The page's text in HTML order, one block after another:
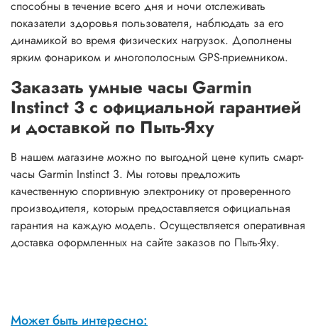
способны в течение всего дня и ночи отслеживать
показатели здоровья пользователя, наблюдать за его
динамикой во время физических нагрузок. Дополнены
ярким фонариком и многополосным GPS-приемником.
Заказать умные часы Garmin
Instinct 3 с официальной гарантией
и доставкой по Пыть-Яху
В нашем магазине можно по выгодной цене купить смарт-
часы Garmin Instinct 3. Мы готовы предложить
качественную спортивную электронику от проверенного
производителя, которым предоставляется официальная
гарантия на каждую модель. Осуществляется оперативная
доставка оформленных на сайте заказов по Пыть-Яху.
Может быть интересно: